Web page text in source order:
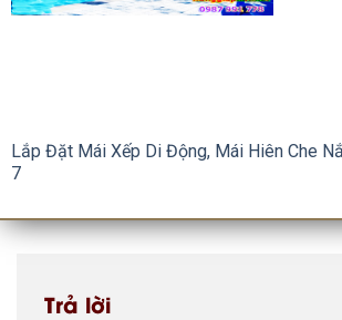
Lắp Đặt Mái Xếp Di Động, Mái Hiên Che
7
Trả lời